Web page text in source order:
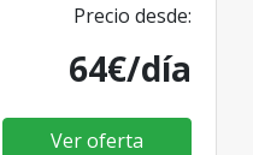
Precio desde:
64€/día
Ver oferta